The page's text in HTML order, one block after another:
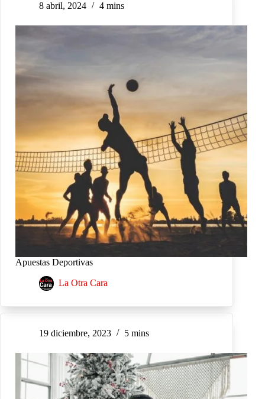
8 abril, 2024 4 mins
Apuestas Deportivas
La Otra Cara
19 diciembre, 2023 5 mins